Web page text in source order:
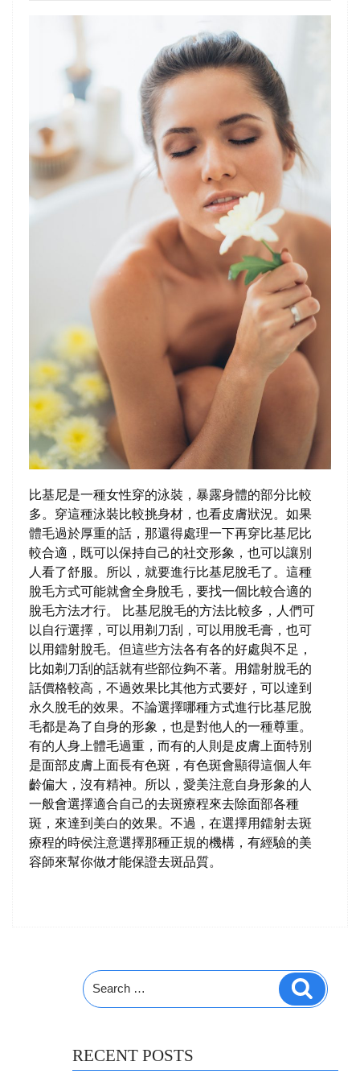
比基尼是一種女性穿的泳裝，暴露身體的部分比較
多。穿這種泳裝比較挑身材，也看皮膚狀況。如果
體毛過於厚重的話，那還得處理一下再穿比基尼比
較合適，既可以保持自己的社交形象，也可以讓別
人看了舒服。所以，就要進行比基尼脫毛了。這種
脫毛方式可能就會全身脫毛，要找一個比較合適的
脫毛方法才行。 比基尼脫毛的方法比較多，人們可
以自行選擇，可以用剃刀刮，可以用脫毛膏，也可
以用鐳射脫毛。但這些方法各有各的好處與不足，
比如剃刀刮的話就有些部位夠不著。用鐳射脫毛的
話價格較高，不過效果比其他方式要好，可以達到
永久脫毛的效果。不論選擇哪種方式進行比基尼脫
毛都是為了自身的形象，也是對他人的一種尊重。
有的人身上體毛過重，而有的人則是皮膚上面特別
是面部皮膚上面長有色斑，有色斑會顯得這個人年
齡偏大，沒有精神。所以，愛美注意自身形象的人
一般會選擇適合自己的去斑療程來去除面部各種
斑，來達到美白的效果。不過，在選擇用鐳射去斑
療程的時侯注意選擇那種正規的機構，有經驗的美
容師來幫你做才能保證去斑品質。
Search
for:
Search
RECENT POSTS